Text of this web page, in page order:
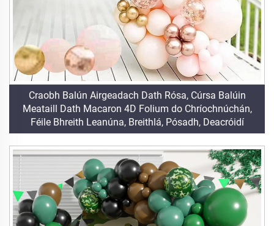
Craobh Balún Airgeadach Dath Rósa, Cúrsa Balúin
Meataill Dath Macaron 4D Folium do Chríochnúchán,
Féile Bhreith Leanúna, Breithlá, Pósadh, Deacróidí